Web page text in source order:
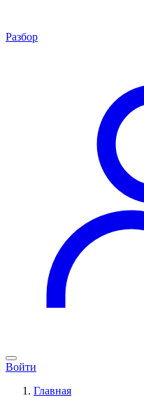
Разбор
Войти
Главная